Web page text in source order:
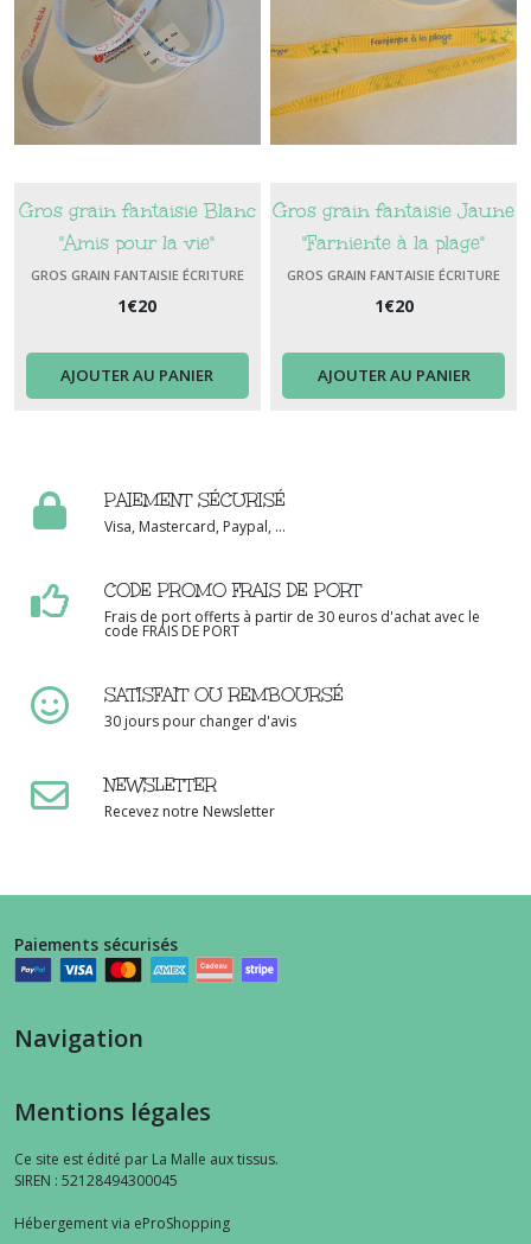
Gros grain fantaisie Blanc
"Amis pour la vie"
GROS GRAIN FANTAISIE ÉCRITURE
1€20
AJOUTER AU PANIER
Gros grain fantaisie Jaune
"Farniente à la plage"
GROS GRAIN FANTAISIE ÉCRITURE
1€20
AJOUTER AU PANIER
PAIEMENT SÉCURISÉ
Visa, Mastercard, Paypal, ...
CODE PROMO FRAIS DE PORT
Frais de port offerts à partir de 30 euros d'achat avec le
code FRAIS DE PORT
SATISFAIT OU REMBOURSÉ
30 jours pour changer d'avis
NEWSLETTER
Recevez notre Newsletter
Paiements sécurisés
Navigation
Mentions légales
Ce site est édité par La Malle aux tissus.
SIREN : 52128494300045
Hébergement via eProShopping